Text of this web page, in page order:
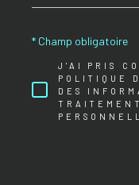
J'AI PRIS
POLITIQUE
DES
* Champ obligatoire